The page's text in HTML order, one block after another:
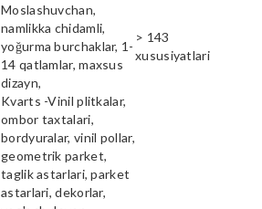
Moslashuvchan,
namlikka chidamli,
yoğurma burchaklar, 1-
14 qatlamlar, maxsus
dizayn,
> 143
xususiyatlari
Kvarts -Vinil plitkalar,
ombor taxtalari,
bordyuralar, vinil pollar,
geometrik parket,
taglik astarlari, parket
astarlari, dekorlar,